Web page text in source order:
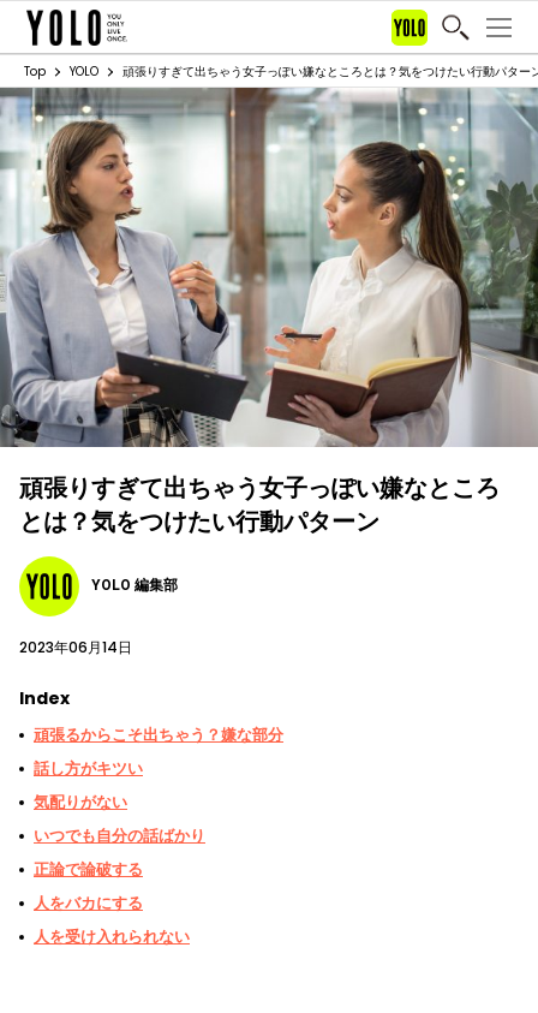
Top YOLO 頑張りすぎて出ちゃう女子っぽい嫌なところとは？気をつけたい行動パター
頑張りすぎて出ちゃう女子っぽい嫌なところ
とは？気をつけたい行動パターン
YOLO 編集部
2023年06月14日
Index
頑張るからこそ出ちゃう？嫌な部分
話し方がキツい
気配りがない
いつでも自分の話ばかり
正論で論破する
人をバカにする
人を受け入れられない